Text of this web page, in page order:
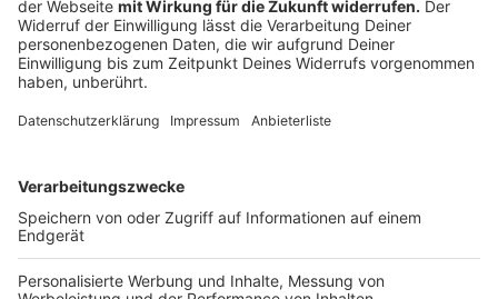
Hier starten Uwe und Reimund um 10 Uhr in Richtung
Polen und werden auf den ersten Kilometern von
weiteren Treckern begleitet. Mehr Infos und den
Spendenaufruf findet ihr außerdem